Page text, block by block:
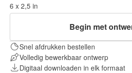
6 x 2,5 in
Begin met
Snel afdrukken bestellen
Volledig bewerkbaar ontwerp
Digitaal downloaden in elk formaat